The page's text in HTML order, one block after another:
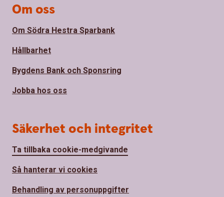
Om oss
Om Södra Hestra Sparbank
Hållbarhet
Bygdens Bank och Sponsring
Jobba hos oss
Säkerhet och integritet
Ta tillbaka cookie-medgivande
Så hanterar vi cookies
Behandling av personuppgifter